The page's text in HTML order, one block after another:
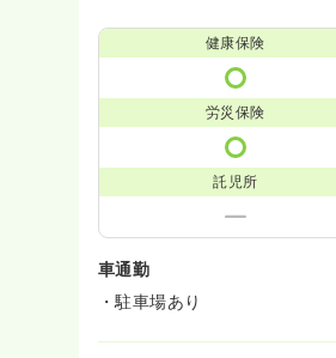
健康保険
労災保険
託児所
車通勤
・駐車場あり